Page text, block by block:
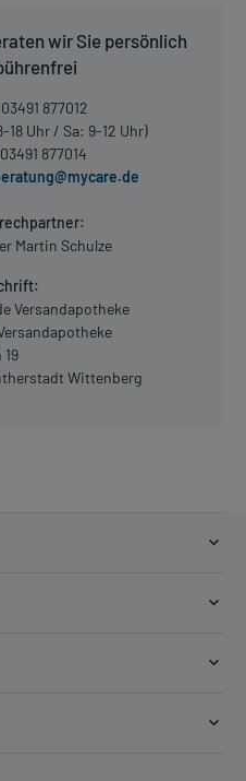
wir Sie persönlich
03491 877012
18 Uhr / Sa: 9-12 Uhr)
03491 877014
Martin Schulze
Versandapotheke
Wittenberg